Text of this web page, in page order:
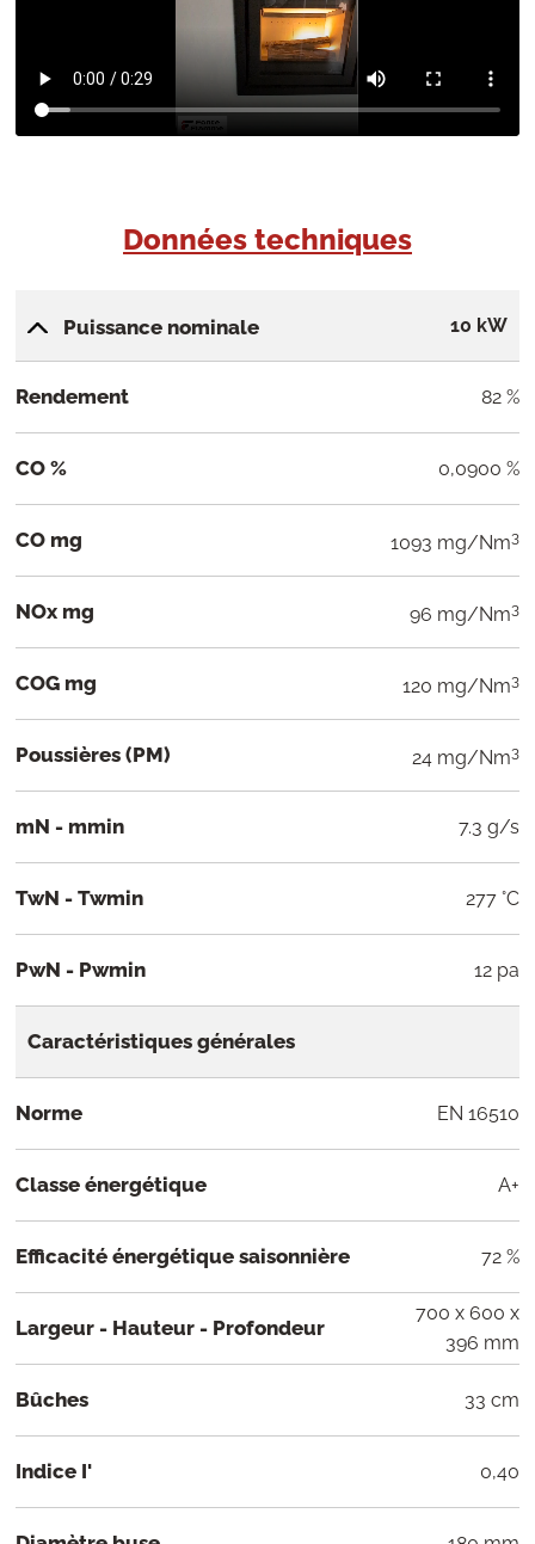
Données techniques
Puissance nominale 10 kW
Rendement 82 %
CO % 0,0900 %
CO mg 1093 mg/Nm3
NOx mg 96 mg/Nm3
COG mg 120 mg/Nm3
Poussières (PM) 24 mg/Nm3
mN - mmin 7.3 g/s
TwN - Twmin 277 °C
PwN - Pwmin 12 pa
Caractéristiques générales
Norme EN 16510
Classe énergétique A+
Efficacité énergétique saisonnière 72 %
Largeur - Hauteur - Profondeur
700 x 600 x
396 mm
Bûches 33 cm
Indice I' 0,40